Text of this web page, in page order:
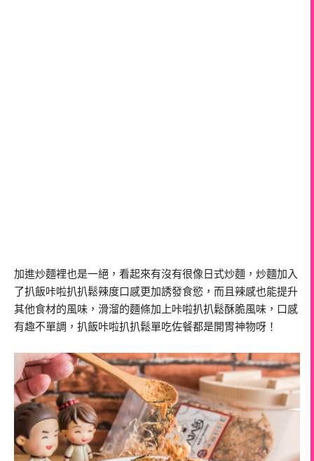
加進炒麵裡也是一絕，看起來有沒有很像日式炒麵，炒麵加入
了扒飯咔啦扒扒鬆辣度口感更加誘發食慾，而且辣感也能提升
其他食材的風味，滑溜的麵條加上咔啦扒扒鬆酥脆風味，口感
有趣不單調，扒飯咔啦扒扒鬆單吃佐餐都是開胃神物呀！